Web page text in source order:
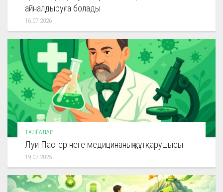
айналдыруға болады
16.07.2026
ТҰЛҒАЛАР
Луи Пастер неге медицинаның құтқарушысы
19.07.2025